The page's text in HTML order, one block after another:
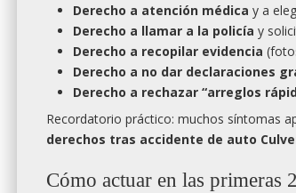
Derecho a atención médica y a
Derecho a llamar a la policía y
Derecho a recopilar evidencia
Derecho a no dar declaraciones
Derecho a rechazar “arreglos
Recordatorio práctico: muchos síntomas
derechos tras accidente de auto
Cómo actuar en las primeras